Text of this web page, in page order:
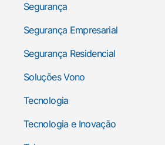
Segurança
Segurança Empresarial
Segurança Residencial
Soluções Vono
Tecnologia
Tecnologia e Inovação